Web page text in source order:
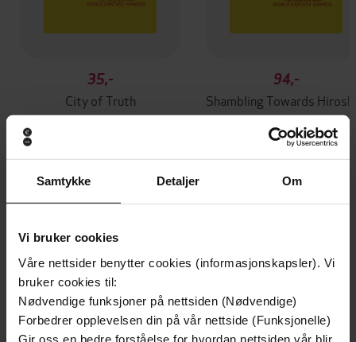
Samtykke Detaljer Om
Vi bruker cookies
Våre nettsider benytter cookies (informasjonskapsler). Vi
bruker cookies til:
Nødvendige funksjoner på nettsiden (Nødvendige)
Forbedrer opplevelsen din på vår nettside (Funksjonelle)
Gir oss en bedre forståelse for hvordan nettsiden vår blir
35,-
City of Truth
James Morrow
94,-
James Morrow
EBOK
Premium
Vinner av Rivertonprisen
Premium